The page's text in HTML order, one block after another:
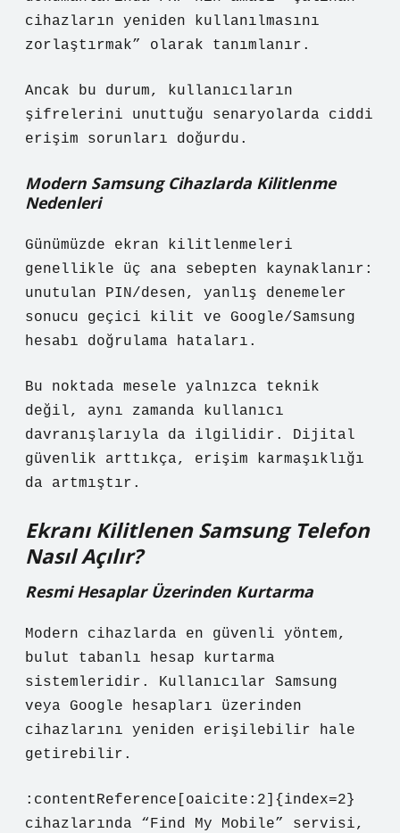
cihazların yeniden kullanılmasını
zorlaştırmak” olarak tanımlanır.
Ancak bu durum, kullanıcıların
şifrelerini unuttuğu senaryolarda ciddi
erişim sorunları doğurdu.
Modern Samsung Cihazlarda Kilitlenme
Nedenleri
Günümüzde ekran kilitlenmeleri
genellikle üç ana sebepten kaynaklanır:
unutulan PIN/desen, yanlış denemeler
sonucu geçici kilit ve Google/Samsung
hesabı doğrulama hataları.
Bu noktada mesele yalnızca teknik
değil, aynı zamanda kullanıcı
davranışlarıyla da ilgilidir. Dijital
güvenlik arttıkça, erişim karmaşıklığı
da artmıştır.
Ekranı Kilitlenen Samsung Telefon
Nasıl Açılır?
Resmi Hesaplar Üzerinden Kurtarma
Modern cihazlarda en güvenli yöntem,
bulut tabanlı hesap kurtarma
sistemleridir. Kullanıcılar Samsung
veya Google hesapları üzerinden
cihazlarını yeniden erişilebilir hale
getirebilir.
:contentReference[oaicite:2]{index=2}
cihazlarında “Find My Mobile” servisi,